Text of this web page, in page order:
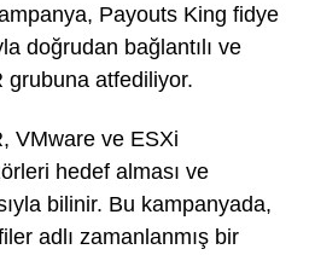
Payouts King fidye
doğrudan bağlantılı ve
grubuna atfediliyor.
VMware ve ESXi
hedef alması ve
bilinir. Bu kampanyada,
adlı zamanlanmış bir